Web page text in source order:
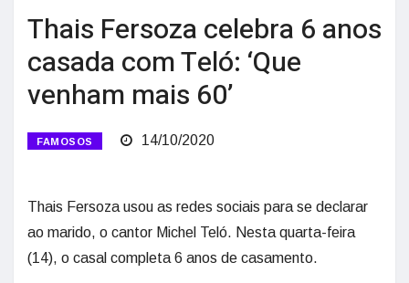
Thais Fersoza celebra 6 anos
casada com Teló: ‘Que
venham mais 60’
FAMOSOS 14/10/2020
Thais Fersoza usou as redes sociais para se declarar
ao marido, o cantor Michel Teló. Nesta quarta-feira
(14), o casal completa 6 anos de casamento.